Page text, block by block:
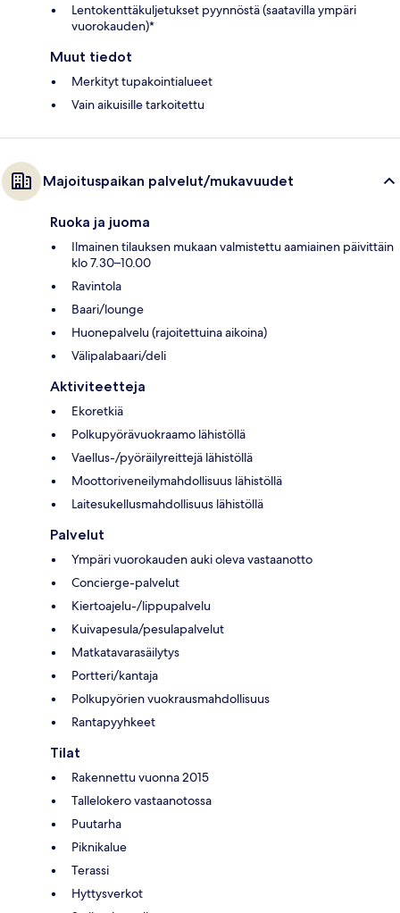
Lentokenttäkuljetukset pyynnöstä (saatavilla ympäri
vuorokauden)*
Muut tiedot
Merkityt tupakointialueet
Vain aikuisille tarkoitettu
Majoituspaikan palvelut/mukavuudet
Ruoka ja juoma
Ilmainen tilauksen mukaan valmistettu aamiainen päivittäin
klo 7.30–10.00
Ravintola
Baari/lounge
Huonepalvelu (rajoitettuina aikoina)
Välipalabaari/deli
Aktiviteetteja
Ekoretkiä
Polkupyörävuokraamo lähistöllä
Vaellus-/pyöräilyreittejä lähistöllä
Moottoriveneilymahdollisuus lähistöllä
Laitesukellusmahdollisuus lähistöllä
Palvelut
Ympäri vuorokauden auki oleva vastaanotto
Concierge-palvelut
Kiertoajelu-/lippupalvelu
Kuivapesula/pesulapalvelut
Matkatavarasäilytys
Portteri/kantaja
Polkupyörien vuokrausmahdollisuus
Rantapyyhkeet
Tilat
Rakennettu vuonna 2015
Tallelokero vastaanotossa
Puutarha
Piknikalue
Terassi
Hyttysverkot